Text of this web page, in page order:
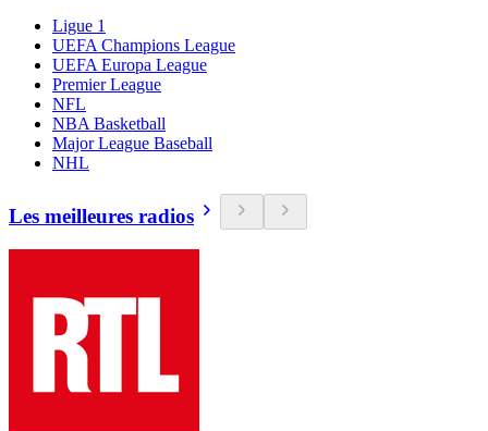
Ligue 1
UEFA Champions League
UEFA Europa League
Premier League
NFL
NBA Basketball
Major League Baseball
NHL
Les meilleures radios